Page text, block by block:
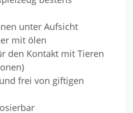
unter Aufsicht
mit ölen
den Kontakt mit Tieren
frei von giftigen